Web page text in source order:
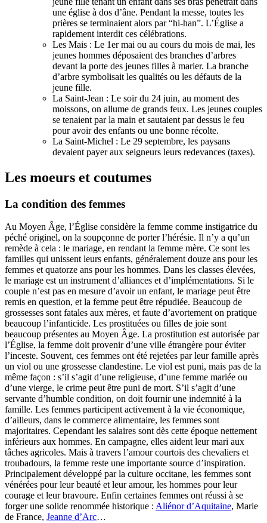
une église à dos d’âne. Pendant la messe, toutes les
prières se terminaient alors par “hi-han”. L’Église a
rapidement interdit ces célébrations.
Les Mais : Le 1er mai ou au cours du mois de mai, les
jeunes hommes déposaient des branches d’arbres
devant la porte des jeunes filles à marier. La branche
d’arbre symbolisait les qualités ou les défauts de la
jeune fille.
La Saint-Jean : Le soir du 24 juin, au moment des
moissons, on allume de grands feux. Les jeunes couples
se tenaient par la main et sautaient par dessus le feu
pour avoir des enfants ou une bonne récolte.
La Saint-Michel : Le 29 septembre, les paysans
devaient payer aux seigneurs leurs redevances (taxes).
Les moeurs et coutumes
La condition des femmes
Au Moyen Âge, l’Église considère la femme comme instigatrice du
péché originel, on la soupçonne de porter l’hérésie. Il n’y a qu’un
remède à cela : le mariage, en rendant la femme mère. Ce sont les
familles qui unissent leurs enfants, généralement douze ans pour les
femmes et quatorze ans pour les hommes. Dans les classes élevées,
le mariage est un instrument d’alliances et d’implémentations. Si le
couple n’est pas en mesure d’avoir un enfant, le mariage peut être
remis en question, et la femme peut être répudiée. Beaucoup de
grossesses sont fatales aux mères, et faute d’avortement on pratique
beaucoup l’infanticide. Les prostituées ou filles de joie sont
beaucoup présentes au Moyen Âge. La prostitution est autorisée par
l’Église, la femme doit provenir d’une ville étrangère pour éviter
l’inceste. Souvent, ces femmes ont été rejetées par leur famille après
un viol ou une grossesse clandestine. Le viol est puni, mais pas de la
même façon : s’il s’agit d’une religieuse, d’une femme mariée ou
d’une vierge, le crime peut être puni de mort. S’il s’agit d’une
servante d’humble condition, on doit fournir une indemnité à la
famille. Les femmes participent activement à la vie économique,
d’ailleurs, dans le commerce alimentaire, les femmes sont
majoritaires. Cependant les salaires sont dès cette époque nettement
inférieurs aux hommes. En campagne, elles aident leur mari aux
tâches agricoles. Mais à travers l’amour courtois des chevaliers et
troubadours, la femme reste une importante source d’inspiration.
Principalement développé par la culture occitane, les femmes sont
vénérées pour leur beauté et leur amour, les hommes pour leur
courage et leur bravoure. Enfin certaines femmes ont réussi à se
forger une solide renommée historique : Aliénor d’Aquitaine, Marie
de France, Jeanne d’Arc…